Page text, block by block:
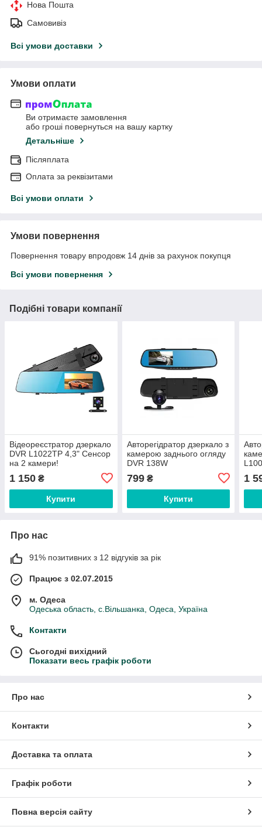
Нова Пошта
Самовивіз
Всі умови доставки
Умови оплати
Ви отримаєте замовлення
або гроші повернуться на вашу картку
Детальніше
Післяплата
Оплата за реквізитами
Всі умови оплати
Умови повернення
Повернення товару впродовж 14 днів за рахунок покупця
Всі умови повернення
Подібні товари компанії
Відеореєстратор дзеркало
DVR L1022TP 4,3" Сенсор
на 2 камери!
1 150 ₴
Купити
Авторегідратор дзеркало з
камерою заднього огляду
DVR 138W
799₴
Купити
1
Про нас
91% позитивних з 12 відгуків за рік
Працює з 02.07.2015
м. Одеса
Одеська область, с.Вільшанка, Одеса, Україна
Контакти
Сьогодні вихідний
Показати весь графік роботи
Про нас
Контакти
Доставка та оплата
Графік роботи
Повна версія сайту